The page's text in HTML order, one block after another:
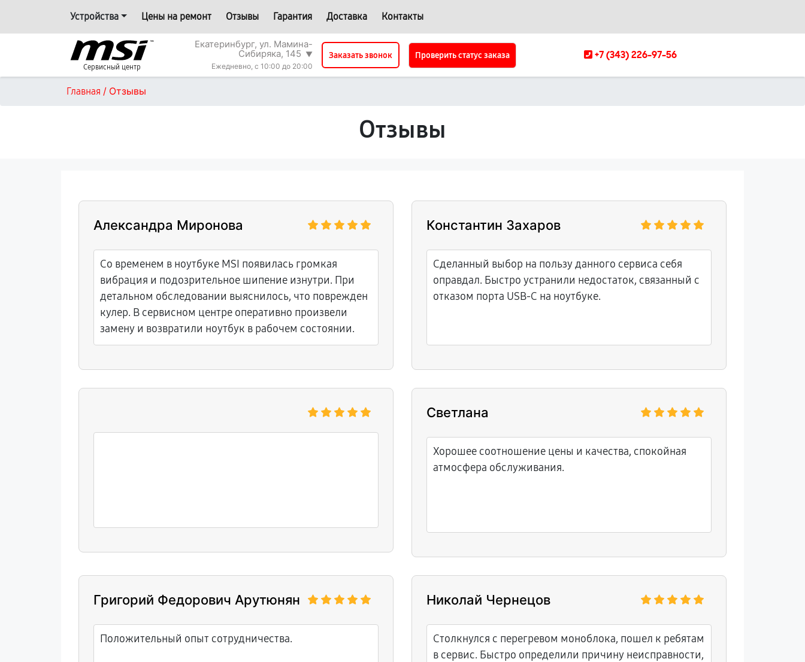
Устройства Цены на ремонт Отзывы Гарантия Доставка Контакты
Сервисный центр
Екатеринбург, ул. Мамина-
Сибиряка, 145 ▼
Ежедневно, с 10:00 до 20:00
Заказать звонок Проверить статус заказа +7 (343) 226-97-56
Главная / Отзывы
Отзывы
Александра Миронова
Со временем в ноутбуке MSI появилась громкая
вибрация и подозрительное шипение изнутри. При
детальном обследовании выяснилось, что поврежден
кулер. В сервисном центре оперативно произвели
замену и возвратили ноутбук в рабочем состоянии.
Константин Захаров
Сделанный выбор на пользу данного сервиса себя
оправдал. Быстро устранили недостаток, связанный с
отказом порта USB-C на ноутбуке.
Светлана
Хорошее соотношение цены и качества, спокойная
атмосфера обслуживания.
Григорий Федорович Арутюнян
Положительный опыт сотрудничества.
Николай Чернецов
Столкнулся с перегревом моноблока, пошел к ребятам
в сервис. Быстро определили причину неисправности,